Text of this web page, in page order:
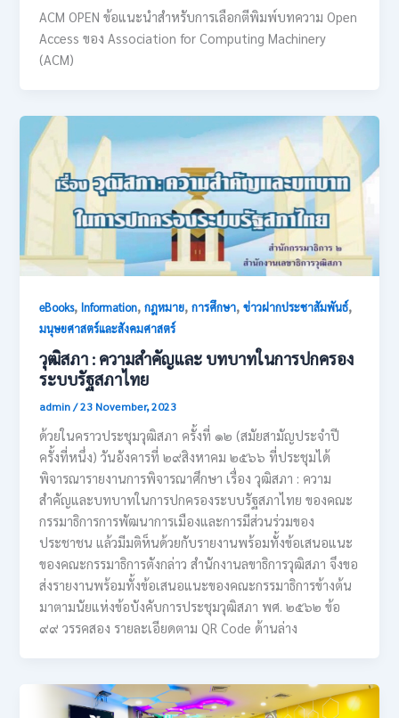
ACM OPEN ข้อแนะนำสำหรับการเลือกตีพิมพ์บทความ Open
Access ของ Association for Computing Machinery
(ACM)
eBooks,Information,กฎหมาย,การศึกษา,ข่าวฝากประชาสัมพันธ์,
มนุษยศาสตร์และสังคมศาสตร์
วุฒิสภา : ความสำคัญและ บทบาทในการปกครอง
ระบบรัฐสภาไทย
admin/23 November, 2023
ด้วยในคราวประชุมวุฒิสภา ครั้งที่ ๑๒ (สมัยสามัญประจำปี
ครั้งที่หนึ่ง) วันอังคารที่ ๒๙สิงหาคม ๒๕๖๖ ที่ประชุมได้
พิจารณารายงานการพิจารณาศึกษา เรื่อง วุฒิสภา : ความ
สำคัญและบทบาทในการปกครองระบบรัฐสภาไทย ของคณะ
กรรมาธิการการพัฒนาการเมืองและการมีส่วนร่วมของ
ประชาชน แล้วมีมติห็นด้วยกับรายงานพร้อมทั้งข้อเสนอแนะ
ของคณะกรรมาธิการตังกล่าว สำนักงานลขาธิการวุฒิสภา จึงขอ
ส่งรายงานพร้อมทั้งข้อเสนอแนะของคณะกรรมาธิการข้างต้น
มาตามนัยแห่งข้อบังคับการประชุมวุฒิสภา พศ. ๒๕๖๒ ข้อ
๙๙ วรรคสอง รายละเอียดตาม QR Code ด้านล่าง